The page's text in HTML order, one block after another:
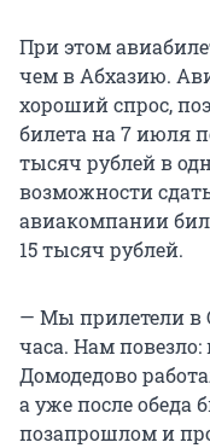
При этом
чем в Абхазию.
хороший спрос,
билета на 7 июля
тысяч рублей в
возможности
авиакомпании
15 тысяч рублей.
— Мы прилетели в
часа. Нам
Домодедово
а уже после
позапрошлом и